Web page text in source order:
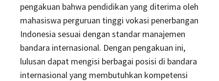
pengakuan bahwa pendidikan yang diterima oleh
mahasiswa perguruan tinggi vokasi penerbangan
Indonesia sesuai dengan standar manajemen
bandara internasional. Dengan pengakuan ini,
lulusan dapat mengisi berbagai posisi di bandara
internasional yang membutuhkan kompetensi